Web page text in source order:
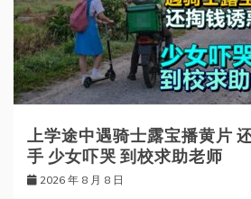
上学途中遇骑士露宝播黄片
手 少女吓哭 到校求助老师
2026 年 8 月 8 日